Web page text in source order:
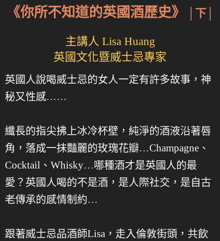
《你所不知道的英國酒歷史》 │下│
主講人 Lisa Huang
英國文化暨威士忌專家
英國人說喝威士忌的女人一定有許多故事，神
秘又性感……
纖長的指尖拂上冰冷杯壁，純淨的酒液沿著唇
角，落成一抹豔麗的玫瑰花瓣…Champagne、
Cocktail、Whisky…哪種酒才是英國人的最
愛？英國人喝的不是酒，是人際社交，是自古
老傳承的感情制約…
跟著威士忌品酒師Lisa，走入倫敦街頭，共飲